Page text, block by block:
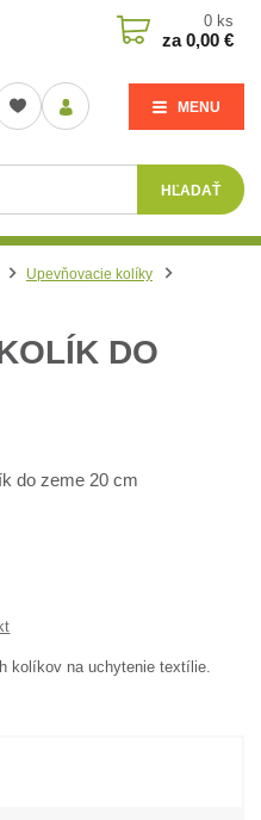
MENU
HĽADAŤ
0 ks
za0,00 €
Upevňovacie kolíky
DO
kolíkov na uchytenie textílie.